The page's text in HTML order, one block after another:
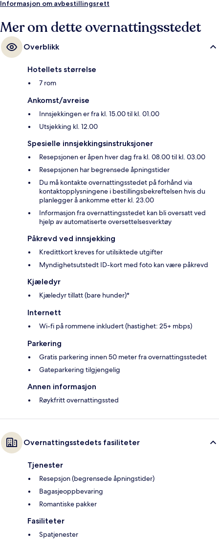
Informasjon om avbestillingsrett
Mer om dette overnattingsstedet
Overblikk
Hotellets størrelse
7 rom
Ankomst/avreise
Innsjekkingen er fra kl. 15.00 til kl. 01.00
Utsjekking kl. 12.00
Spesielle innsjekkingsinstruksjoner
Resepsjonen er åpen hver dag fra kl. 08.00 til kl. 03.00
Resepsjonen har begrensede åpningstider
Du må kontakte overnattingsstedet på forhånd via
kontaktopplysningene i bestillingsbekreftelsen hvis du
planlegger å ankomme etter kl. 23.00
Informasjon fra overnattingsstedet kan bli oversatt ved
hjelp av automatiserte oversettelsesverktøy
Påkrevd ved innsjekking
Kredittkort kreves for utilsiktede utgifter
Myndighetsutstedt ID-kort med foto kan være påkrevd
Kjæledyr
Kjæledyr tillatt (bare hunder)*
Internett
Wi-fi på rommene inkludert (hastighet: 25+ mbps)
Parkering
Gratis parkering innen 50 meter fra overnattingsstedet
Gateparkering tilgjengelig
Annen informasjon
Røykfritt overnattingssted
Overnattingsstedets fasiliteter
Tjenester
Resepsjon (begrensede åpningstider)
Bagasjeoppbevaring
Romantiske pakker
Fasiliteter
Spatjenester